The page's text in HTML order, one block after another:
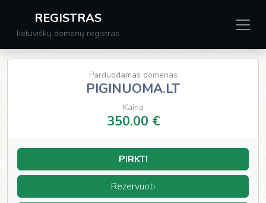
REGISTRAS
lietuviškų domenų registras
Parduodamas domenas
PIGINUOMA.LT
Kaina
350.00 €
PIRKTI
Rezervuoti